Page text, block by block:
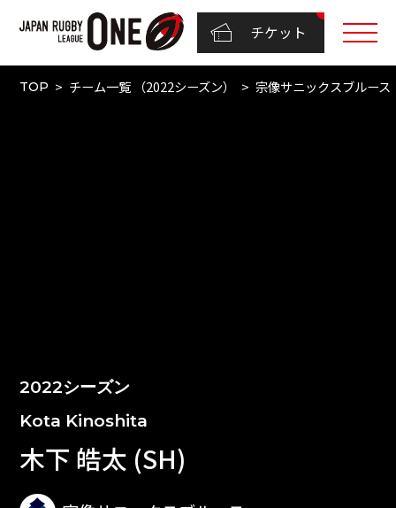
チケット
TOP チーム一覧 （2022シーズン） 宗像サニックスブルース
2022シーズン
Kota Kinoshita
木下 皓太 (SH)